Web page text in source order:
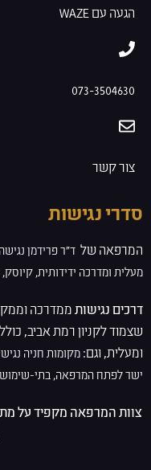
הגעה עם WAZE
073-3504630
צור קשר
סדרי נגישות
המרפאה של ד”ר פרידמן
מעלית ומדרכה ידידותית, קיוסק,
דרכים נגישות
שצמוד לקניון רמת אביב,
ומעלית, וגם: מקומות חניה
ישר לפתח המרפאה, בתי-שימוש
צוות המרפאה מקפיד על